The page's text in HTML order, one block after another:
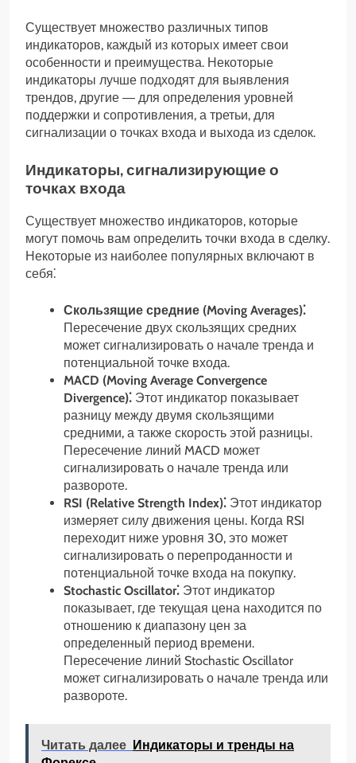
Существует множество различных типов
индикаторов, каждый из которых имеет свои
особенности и преимущества. Некоторые
индикаторы лучше подходят для выявления
трендов, другие ― для определения уровней
поддержки и сопротивления, а третьи, для
сигнализации о точках входа и выхода из сделок.
Индикаторы, сигнализирующие о
точках входа
Существует множество индикаторов, которые
могут помочь вам определить точки входа в сделку.
Некоторые из наиболее популярных включают в
себя⁚
Скользящие средние (Moving Averages)⁚
Пересечение двух скользящих средних
может сигнализировать о начале тренда и
потенциальной точке входа.
MACD (Moving Average Convergence
Divergence)⁚ Этот индикатор показывает
разницу между двумя скользящими
средними, а также скорость этой разницы.
Пересечение линий MACD может
сигнализировать о начале тренда или
развороте.
RSI (Relative Strength Index)⁚ Этот индикатор
измеряет силу движения цены. Когда RSI
переходит ниже уровня 30, это может
сигнализировать о перепроданности и
потенциальной точке входа на покупку.
Stochastic Oscillator⁚ Этот индикатор
показывает, где текущая цена находится по
отношению к диапазону цен за
определенный период времени.
Пересечение линий Stochastic Oscillator
может сигнализировать о начале тренда или
развороте.
Читать далее Индикаторы и тренды на